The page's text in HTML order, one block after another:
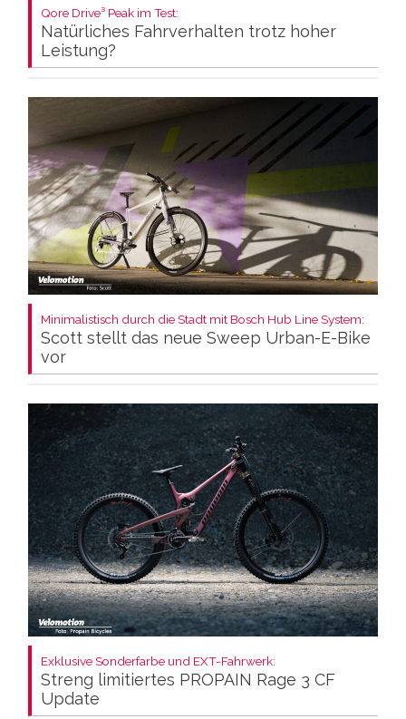
Qore Drive³ Peak im Test:
Natürliches Fahrverhalten trotz hoher
Leistung?
Minimalistisch durch die Stadt mit Bosch Hub Line System:
Scott stellt das neue Sweep Urban-E-Bike
vor
Exklusive Sonderfarbe und EXT-Fahrwerk:
Streng limitiertes PROPAIN Rage 3 CF
Update